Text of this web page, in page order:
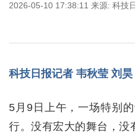
2026-05-10 17:38:11 来源: 科技
科技日报记者 韦秋莹 刘昊
5月9日上午，一场特别
行。没有宏大的舞台，没